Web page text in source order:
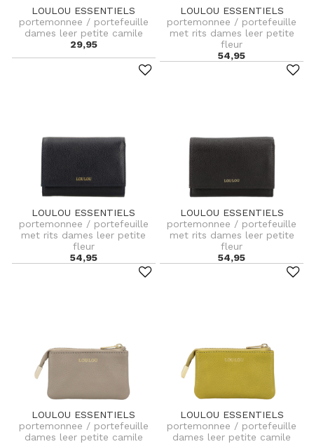
LOULOU ESSENTIELS
portemonnee / portefeuille
dames leer petite camile
29,95
LOULOU ESSENTIELS
portemonnee / portefeuille
met rits dames leer petite
fleur
54,95
LOULOU ESSENTIELS
portemonnee / portefeuille
met rits dames leer petite
fleur
54,95
LOULOU ESSENTIELS
portemonnee / portefeuille
met rits dames leer petite
fleur
54,95
LOULOU ESSENTIELS
portemonnee / portefeuille
dames leer petite camile
LOULOU ESSENTIELS
portemonnee / portefeuille
dames leer petite camile